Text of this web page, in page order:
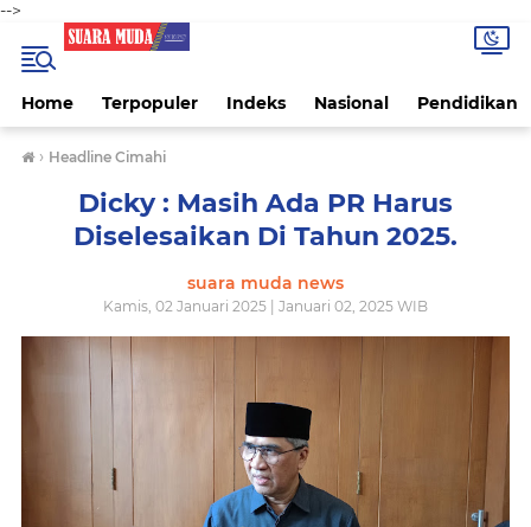
-->
Home Terpopuler Indeks Nasional Pendidikan
› Headline Cimahi
Dicky : Masih Ada PR Harus
Diselesaikan Di Tahun 2025.
suara muda news
Kamis, 02 Januari 2025 | Januari 02, 2025 WIB